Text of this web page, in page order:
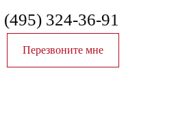
(495) 324-36-91
Перезвоните мне